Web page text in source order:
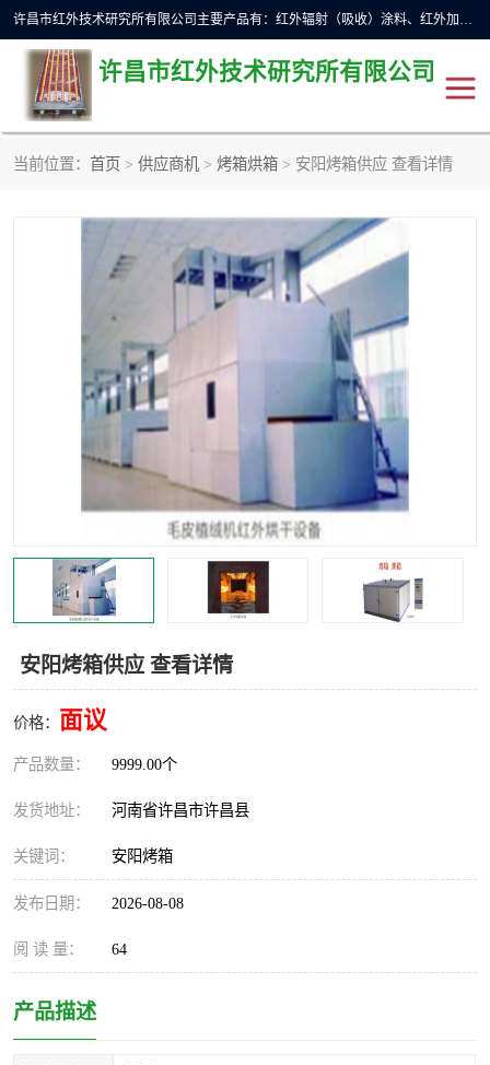
许昌市红外技术研究所有限公司主要产品有：红外辐射（吸收）涂料、红外加热元件、红外辐射加热模块（板）、红外辐射加热炉（箱）、快速红外辐射加热器、系列高端红外加热实验设备、系列红外加热控制器等。
许昌市红外技术研究所有限公司
当前位置： 首页 > 供应商机 > 烤箱烘箱 > 安阳烤箱供应 查看详情
安阳烤箱供应 查看详情
价格： 面议
产品数量： 9999.00个
发货地址： 河南省许昌市许昌县
关键词： 安阳烤箱
发布日期： 2026-08-08
阅 读 量： 64
产品描述
红外辐射加热器
定制红外加热实验设备
红外加热元件 红外辐射吸收涂料
高端红外加热实验设备 电工电气
高温涂料 红外加热控制器
热环境试验设备
红外辐射表面材料 定波长红外辐射加热器
快速红外辐射聚焦炉 烤箱烘箱
热风装置
碳纤维红外辐射加热管